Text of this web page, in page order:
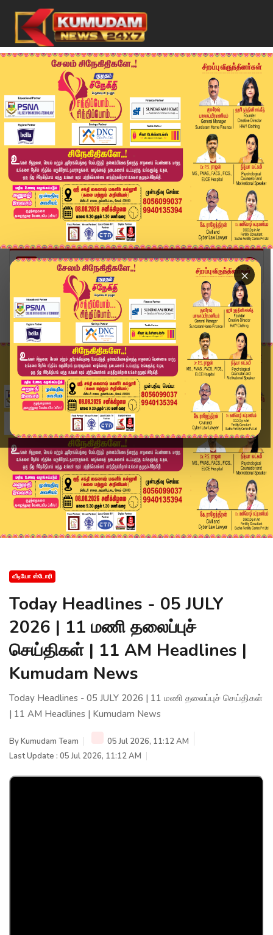
×
Home
வீடியோ ஸ்டோரி
Today Headlines - 05 JULY 2026 | 11 மணி தலைப்பு...
வீடியோ ஸ்டோரி
Today Headlines - 05 JULY
2026 | 11 மணி தலைப்புச்
செய்திகள் | 11 AM Headlines |
Kumudam News
Today Headlines - 05 JULY 2026 | 11 மணி தலைப்புச் செய்திகள்
| 11 AM Headlines | Kumudam News
ByKumudam Team
05 Jul 2026, 11:12 AM
Last Update : 05 Jul 2026, 11:12 AM